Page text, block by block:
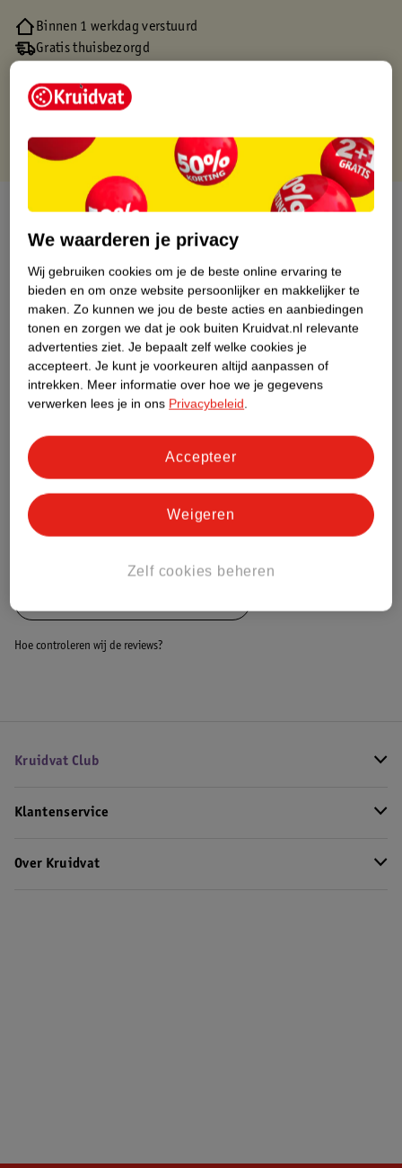
Binnen 1 werkdag verstuurd
Gratis thuisbezorgd
Gratis punten met je Kruidvat kaart
Over dit product
Productinformatie
Etiketinformatie
Nature Impact Score
Dit product heeft (nog) geen Nature
Impact Score.
Bestel & Bezorginformatie
Hoe controleren wij de reviews?
Kruidvat Club
Klantenservice
Over Kruidvat
We waarderen je privacy
Wij gebruiken cookies om je de beste online ervaring te
bieden en om onze website persoonlijker en makkelijker te
maken. Zo kunnen we jou de beste acties en aanbiedingen
tonen en zorgen we dat je ook buiten Kruidvat.nl relevante
advertenties ziet. Je bepaalt zelf welke cookies je
accepteert. Je kunt je voorkeuren altijd aanpassen of
intrekken. Meer informatie over hoe we je gegevens
verwerken lees je in ons Privacybeleid.
Zelf cookies beheren
Weigeren
Accepteer